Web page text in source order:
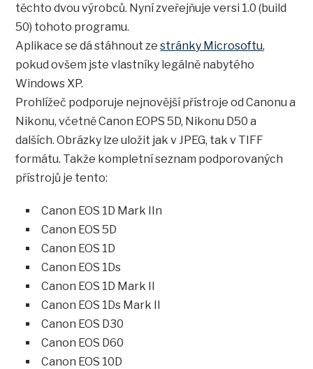
těchto dvou výrobců. Nyní zveřejňuje versi 1.0 (build
50) tohoto programu.
Aplikace se dá stáhnout zestránky Microsoftu,
pokud ovšem jste vlastníky legálně nabytého
Windows XP.
Prohlížeč podporuje nejnovější přístroje od Canonu a
Nikonu, včetně Canon EOPS 5D, Nikonu D50 a
dalších. Obrázky lze uložit jak v JPEG, tak v TIFF
formátu. Takže kompletní seznam podporovaných
přístrojů je tento:
Canon EOS 1D Mark IIn
Canon EOS 5D
Canon EOS 1D
Canon EOS 1Ds
Canon EOS 1D Mark II
Canon EOS 1Ds Mark II
Canon EOS D30
Canon EOS D60
Canon EOS 10D